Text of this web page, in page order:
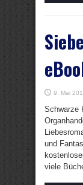
9. Mai
Schwarze
und
viele